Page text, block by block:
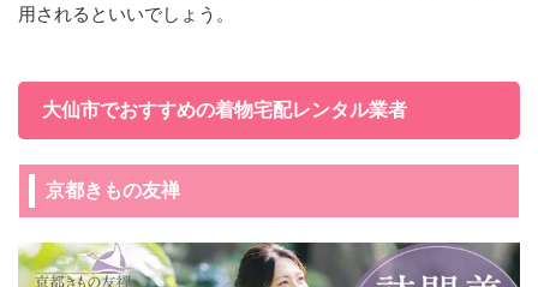
用されるといいでしょう。
大仙市でおすすめの着物宅配レンタル業者
京都きもの友禅